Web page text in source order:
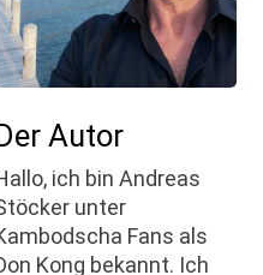
Autor
ich bin Andreas
unter
Fans als
Kong bekannt. Ich